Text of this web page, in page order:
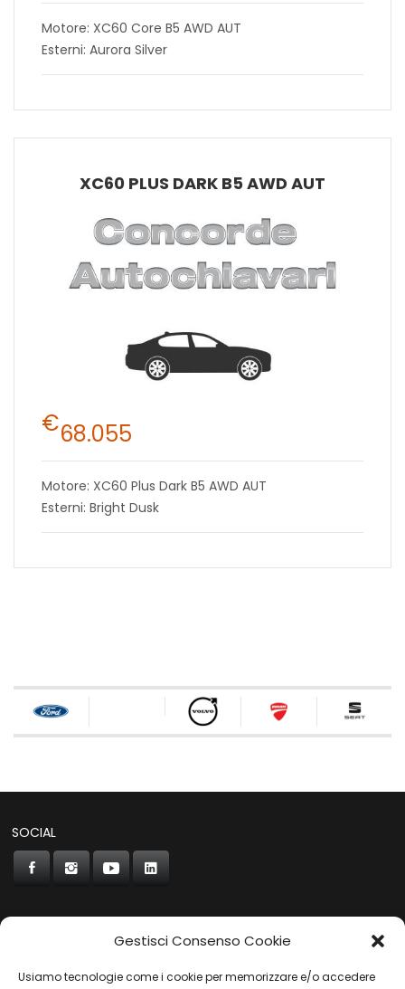
Gestisci Consenso Cookie
Usiamo tecnologie come i cookie per memorizzare e/o accedere
Motore: XC60 Core B5 AWD AUT
Esterni: Aurora Silver
XC60 PLUS DARK B5 AWD AUT
€68.055
Motore: XC60 Plus Dark B5 AWD AUT
Esterni: Bright Dusk
SOCIAL
CONCORDE